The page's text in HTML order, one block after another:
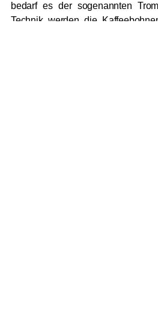
bedarf es der sogenannten
Technik werden die